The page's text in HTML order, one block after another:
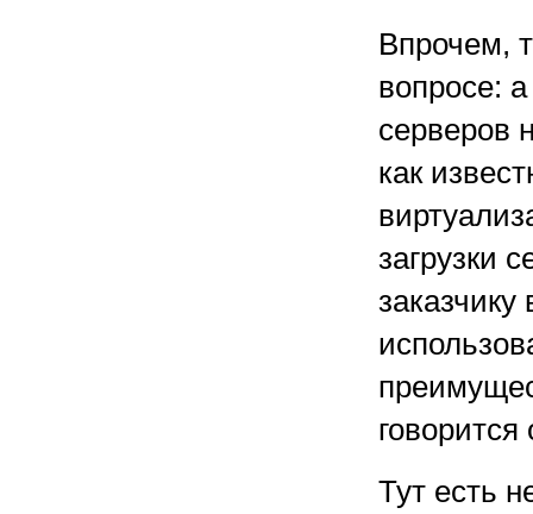
Впрочем,
вопросе:
серверов
как
загрузки
Тут есть